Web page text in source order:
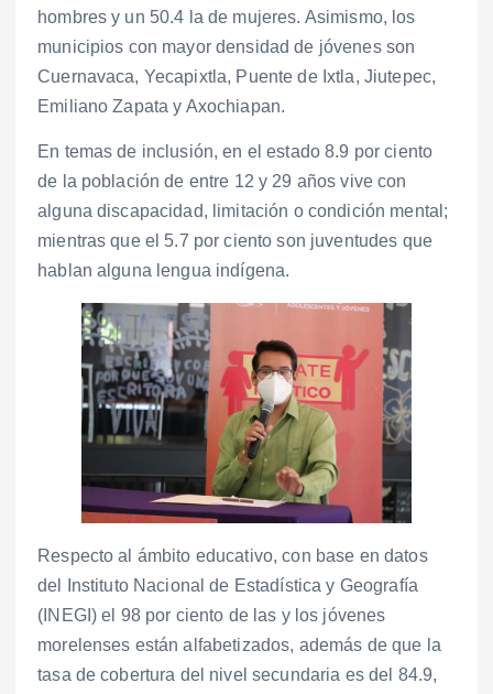
hombres y un 50.4 la de mujeres. Asimismo, los
municipios con mayor densidad de jóvenes son
Cuernavaca, Yecapixtla, Puente de Ixtla, Jiutepec,
Emiliano Zapata y Axochiapan.
En temas de inclusión, en el estado 8.9 por ciento
de la población de entre 12 y 29 años vive con
alguna discapacidad, limitación o condición mental;
mientras que el 5.7 por ciento son juventudes que
hablan alguna lengua indígena.
Respecto al ámbito educativo, con base en datos
del Instituto Nacional de Estadística y Geografía
(INEGI) el 98 por ciento de las y los jóvenes
morelenses están alfabetizados, además de que la
tasa de cobertura del nivel secundaria es del 84.9,